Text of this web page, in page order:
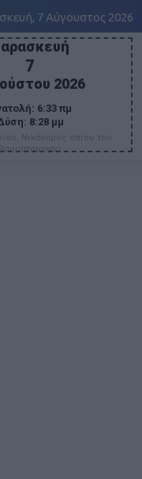
7 Αύγουστος 2026
7
2026
6:33 πμ
8:28 μμ
Νικάνορος οσίου του
θαυματουργού